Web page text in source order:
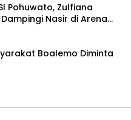
Pohuwato, Zulfiana
Nasir di Arena
Boalemo Diminta